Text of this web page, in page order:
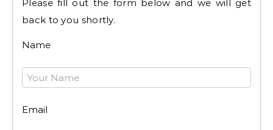
Please fill out the form below and we will get
back to you shortly.
Name
Email